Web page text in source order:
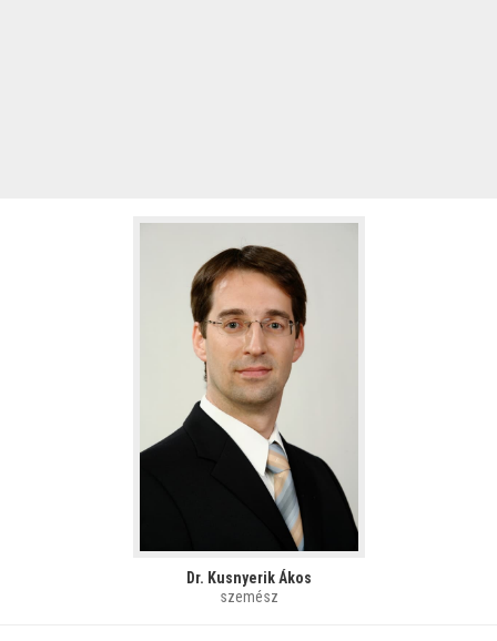
Dr. Kusnyerik Ákos
szemész